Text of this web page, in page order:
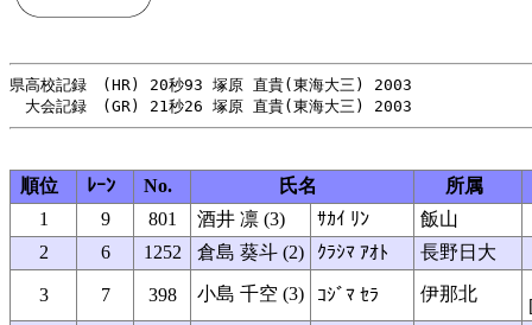
県高校記録　(HR) 20秒93 塚原 直貴(東海大三) 2003
順位 ﾚｰﾝ No. 氏名
所属
1
9 801 酒井 凛 (3) ｻｶｲ ﾘﾝ
飯山
2
6 1252 倉島 葵斗 (2) ｸﾗｼﾏ ｱｵﾄ 長野日大
3 7 398 小島 千空 (3) ｺｼﾞﾏ ｾﾗ 伊那北